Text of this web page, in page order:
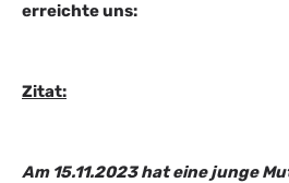
erreichte uns:
Zitat:
Am 15.11.2023 hat eine junge